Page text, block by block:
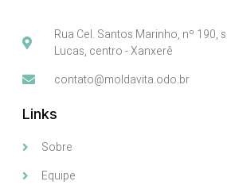
Rua Cel. Santos Marinho, nº 190,
Lucas, centro - Xanxerê
contato@moldavita.odo.br
Links
Sobre
Equipe